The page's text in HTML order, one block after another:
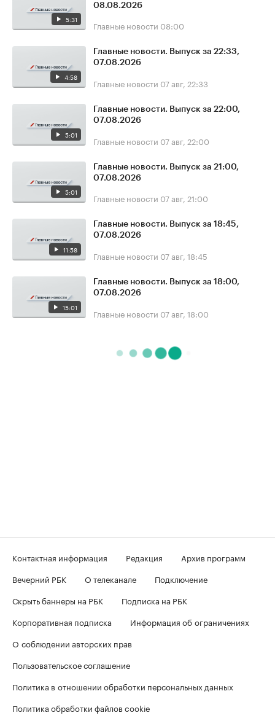
5:31
08.08.2026
Главные новости 08:00
4:58
Главные новости. Выпуск за 22:33,
07.08.2026
Главные новости 07 авг, 22:33
5:01
Главные новости. Выпуск за 22:00,
07.08.2026
Главные новости 07 авг, 22:00
5:01
Главные новости. Выпуск за 21:00,
07.08.2026
Главные новости 07 авг, 21:00
11:58
Главные новости. Выпуск за 18:45,
07.08.2026
Главные новости 07 авг, 18:45
15:01
Главные новости. Выпуск за 18:00,
07.08.2026
Главные новости 07 авг, 18:00
Контактная информация Редакция
Архив программ
Вечерний РБК
О телеканале
Подключение
Скрыть баннеры на РБК
Подписка на РБК
Корпоративная подписка
Информация об ограничениях
О соблюдении авторских прав
Пользовательское соглашение
Политика в отношении обработки персональных данных
Политика обработки файлов cookie